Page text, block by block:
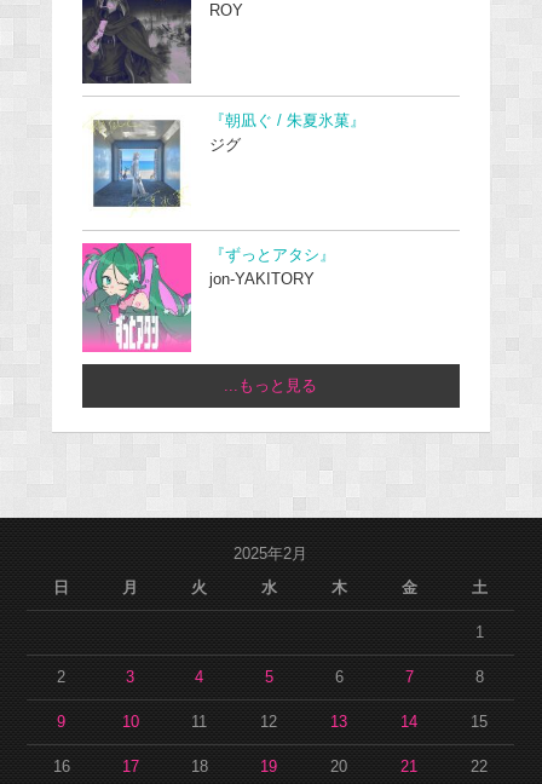
ROY
『朝凪ぐ / 朱夏氷菓』
ジグ
『ずっとアタシ』
jon-YAKITORY
...もっと見る
2025年2月
日
月 火 水 木 金 土
1
2 3 4 5 6 7 8
9 10 11 12 13 14 15
16 17 18 19 20 21 22